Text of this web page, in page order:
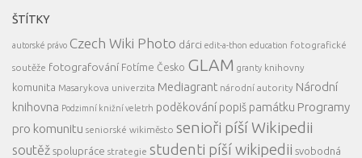
ŠTÍTKY
autorské právo Czech Wiki Photo dárci edit-a-thon education fotografické
soutěže fotografování Fotíme Česko GLAM granty knihovny
komunita Masarykova univerzita Mediagrant národní autority Národní
knihovna Podzimní knižní veletrh poděkování popiš památku Programy
pro komunitu seniorské wikiměsto senioři píší Wikipedii
soutěž spolupráce strategie studenti píší wikipedii svobodná